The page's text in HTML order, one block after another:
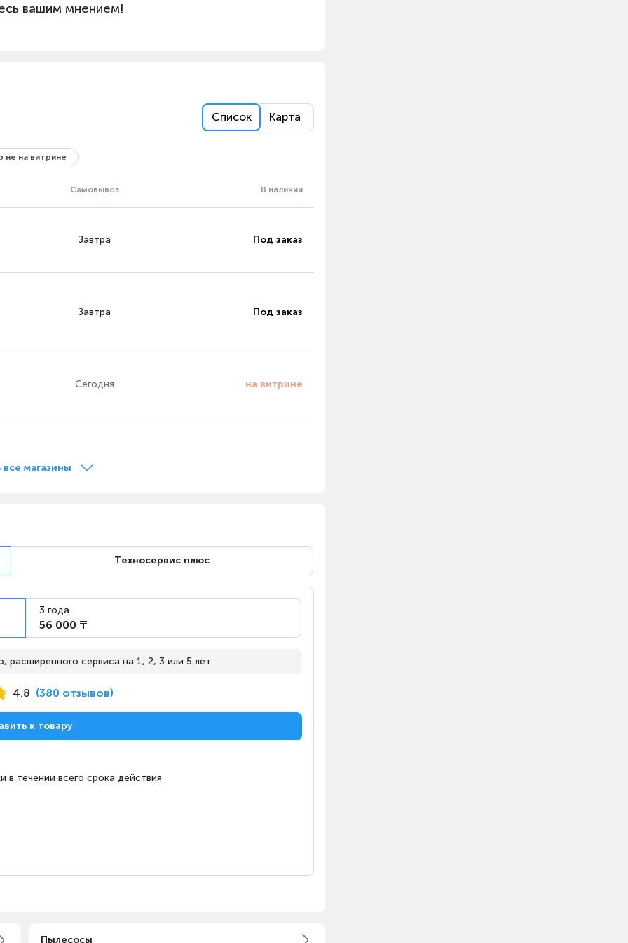
вашим мнением!
Список Карта
не на витрине
Самовывоз В наличии
Завтра Под заказ
Завтра Под заказ
Сегодня на витрине
Завтра Под заказ
Завтра
все магазины
Техносервис плюс
3 года
56 000 ₸
расширенного сервиса на 1, 2, 3 или 5 лет
4.8 (380 отзывов)
к товару
в течении всего срока действия
Пылесосы